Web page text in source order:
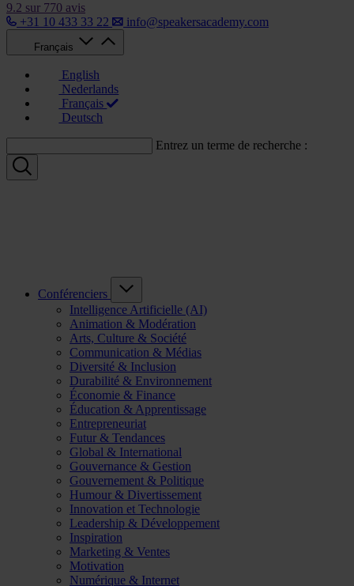
9.2 sur 770 avis
+31 10 433 33 22
info@speakersacademy.com
Français
English
Nederlands
Français
Deutsch
Entrez un terme de recherche :
Conférenciers
Intelligence Artificielle (AI)
Animation & Modération
Arts, Culture & Société
Communication & Médias
Diversité & Inclusion
Durabilité & Environnement
Économie & Finance
Éducation & Apprentissage
Entrepreneuriat
Futur & Tendances
Global & International
Gouvernance & Gestion
Gouvernement & Politique
Humour & Divertissement
Innovation et Technologie
Leadership & Développement
Inspiration
Marketing & Ventes
Motivation
Numérique & Internet